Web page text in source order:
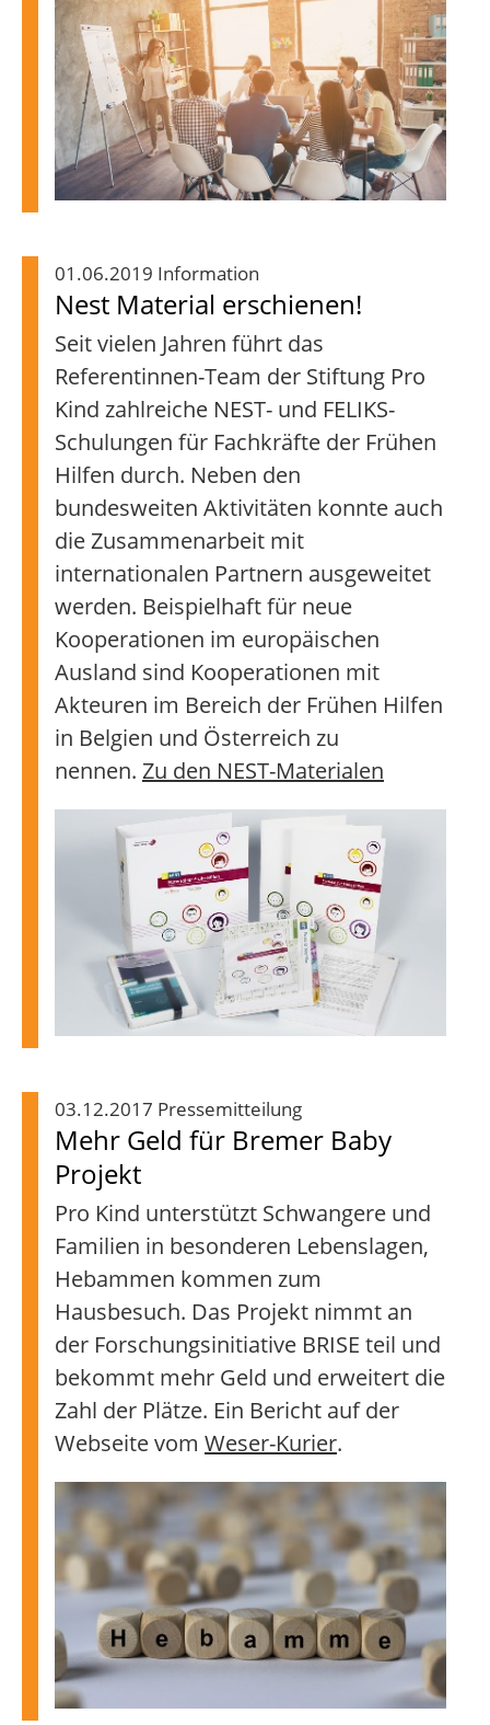
01.06.2019 Information
Nest Material erschienen!
Seit vielen Jahren führt das
Referentinnen-Team der Stiftung Pro
Kind zahlreiche NEST- und FELIKS-
Schulungen für Fachkräfte der Frühen
Hilfen durch. Neben den
bundesweiten Aktivitäten konnte auch
die Zusammenarbeit mit
internationalen Partnern ausgeweitet
werden. Beispielhaft für neue
Kooperationen im europäischen
Ausland sind Kooperationen mit
Akteuren im Bereich der Frühen Hilfen
in Belgien und Österreich zu
nennen. Zu den NEST-Materialen
03.12.2017 Pressemitteilung
Mehr Geld für Bremer Baby
Projekt
Pro Kind unterstützt Schwangere und
Familien in besonderen Lebenslagen,
Hebammen kommen zum
Hausbesuch. Das Projekt nimmt an
der Forschungsinitiative BRISE teil und
bekommt mehr Geld und erweitert die
Zahl der Plätze. Ein Bericht auf der
Webseite vom Weser-Kurier.